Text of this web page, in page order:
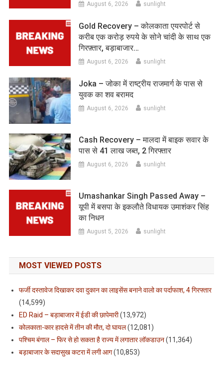
August 6, 2026 sunlight
Gold Recovery – कोलकाता एयरपोर्ट से
करीब एक करोड़ रुपये के सोने चांदी के साथ एक
गिरफ़्तार, बड़ाबाजार…
August 6, 2026 sunlight
Joka – जोका में राष्ट्रीय राजमार्ग के पास से
युवक का शव बरामद
August 6, 2026 sunlight
Cash Recovery – मालदा में बाइक सवार के
पास से 41 लाख जब्त, 2 गिरफ्तार
August 6, 2026 sunlight
Umashankar Singh Passed Away –
यूपी में बसपा के इकलौते विधायक उमाशंकर सिंह
का निधन
August 5, 2026 sunlight
MOST VIEWED POSTS
फर्जी दस्तावेज दिखाकर दवा दुकान का लाइसेंस बनाने वालो का पर्दाफाश, 4 गिरफ्तार
(14,599)
ED Raid – बड़ाबाजार में ईडी की छापेमारी(13,972)
कोलकाता-कार हादसे में तीन की मौत, दो घायल(12,081)
पश्चिम बंगाल – फिर से हो सकता है राज्य में लगातार लॉकडाउन(11,364)
बड़ाबाजार के सदासुख कटरा में लगी आग(10,853)